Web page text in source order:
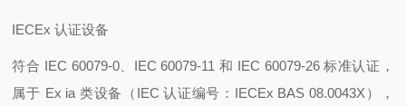
IECEx 认证设备
符合 IEC 60079-0、IEC 60079-11 和 IEC 60079-26 标准认证，
属于 Ex ia 类设备（IEC 认证编号：IECEx BAS 08.0043X），